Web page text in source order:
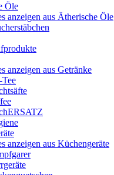
Öle
anzeigen aus Ätherische Öle
anzeigen aus Getränke
anzeigen aus Küchengeräte